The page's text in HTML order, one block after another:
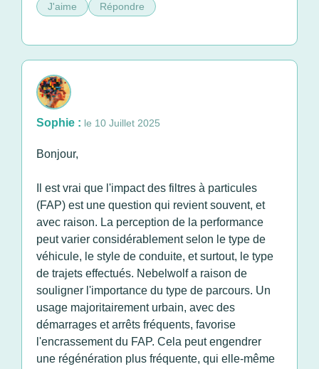
J'aime Répondre
Sophie : le 10 Juillet 2025
Bonjour,
Il est vrai que l'impact des filtres à particules
(FAP) est une question qui revient souvent, et
avec raison. La perception de la performance
peut varier considérablement selon le type de
véhicule, le style de conduite, et surtout, le type
de trajets effectués. Nebelwolf a raison de
souligner l'importance du type de parcours. Un
usage majoritairement urbain, avec des
démarrages et arrêts fréquents, favorise
l'encrassement du FAP. Cela peut engendrer
une régénération plus fréquente, qui elle-même